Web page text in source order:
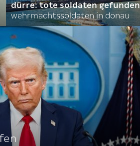
dürre: tote soldaten gefunden
wehrmachtssoldaten in donau